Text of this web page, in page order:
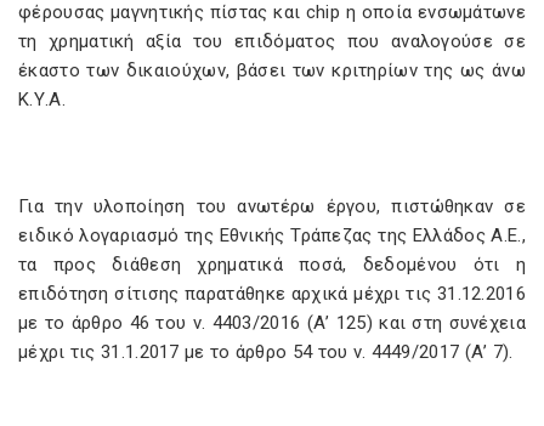
φέρουσας μαγνητικής πίστας και chip η οποία ενσωμάτωνε
τη χρηματική αξία του επιδόματος που αναλογούσε σε
έκαστο των δικαιούχων, βάσει των κριτηρίων της ως άνω
Κ.Υ.Α.
Για την υλοποίηση του ανωτέρω έργου, πιστώθηκαν σε
ειδικό λογαριασμό της Εθνικής Τράπεζας της Ελλάδος Α.Ε.,
τα προς διάθεση χρηματικά ποσά, δεδομένου ότι η
επιδότηση σίτισης παρατάθηκε αρχικά μέχρι τις 31.12.2016
με το άρθρο 46 του ν. 4403/2016 (Α’ 125) και στη συνέχεια
μέχρι τις 31.1.2017 με το άρθρο 54 του ν. 4449/2017 (Α’ 7).